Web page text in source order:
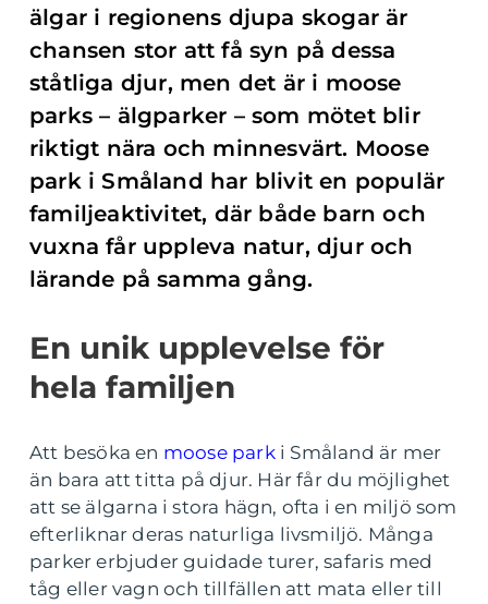
älgar i regionens djupa skogar är
chansen stor att få syn på dessa
ståtliga djur, men det är i moose
parks – älgparker – som mötet blir
riktigt nära och minnesvärt. Moose
park i Småland har blivit en populär
familjeaktivitet, där både barn och
vuxna får uppleva natur, djur och
lärande på samma gång.
En unik upplevelse för
hela familjen
Att besöka en moose parki Småland är mer
än bara att titta på djur. Här får du möjlighet
att se älgarna i stora hägn, ofta i en miljö som
efterliknar deras naturliga livsmiljö. Många
parker erbjuder guidade turer, safaris med
tåg eller vagn och tillfällen att mata eller till